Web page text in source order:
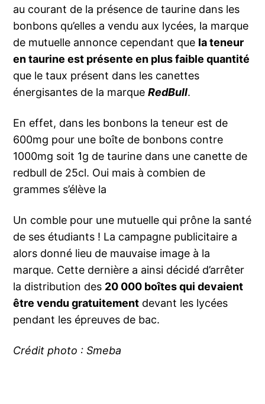
au courant de la présence de taurine dans les
bonbons qu’elles a vendu aux lycées, la marque
de mutuelle annonce cependant que la teneur
en taurine est présente en plus faible quantité
que le taux présent dans les canettes
énergisantes de la marqueRedBull.
En effet, dans les bonbons la teneur est de
600mg pour une boîte de bonbons contre
1000mg soit 1g de taurine dans une canette de
redbull de 25cl. Oui mais à combien de
grammes s’élève la
Un comble pour une mutuelle qui prône la santé
de ses étudiants ! La campagne publicitaire a
alors donné lieu de mauvaise image à la
marque. Cette dernière a ainsi décidé d’arrêter
la distribution des 20 000 boîtes qui devaient
être vendu gratuitement devant les lycées
pendant les épreuves de bac.
Crédit photo : Smeba